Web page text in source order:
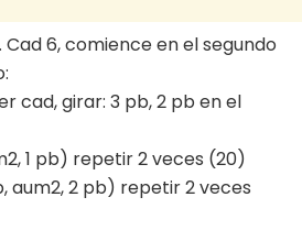
6, comience en el segundo
cad, girar: 3 pb, 2 pb en el
1 pb) repetir 2 veces (20)
aum2, 2 pb) repetir 2 veces